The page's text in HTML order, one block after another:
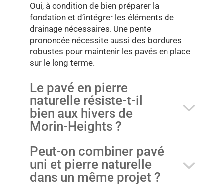
Oui, à condition de bien préparer la
fondation et d’intégrer les éléments de
drainage nécessaires. Une pente
prononcée nécessite aussi des bordures
robustes pour maintenir les pavés en place
sur le long terme.
Le pavé en pierre
naturelle résiste-t-il
bien aux hivers de
Morin-Heights ?
Peut-on combiner pavé
uni et pierre naturelle
dans un même projet ?